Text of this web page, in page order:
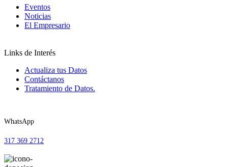
Eventos
Noticias
El Empresario
Links de Interés
Actualiza tus Datos
Contáctanos
Tratamiento de Datos.
WhatsApp
317 369 2712